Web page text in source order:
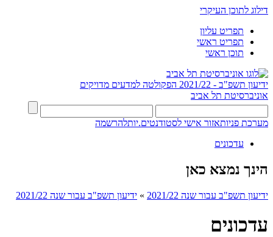
דילוג לתוכן העיקרי
תפריט עליון
תפריט ראשי
תוכן ראשי
ידיעון תשפ"ב - 2021/22
הפקולטה למדעים מדויקים
אוניברסיטת תל אביב
מערכת פניותאזור אישי לסטודנטים.יותלהרשמה
עדכונים
הינך נמצא כאן
ידיעון תשפ"ב עבור שנה 2021/22 » ידיעון תשפ"ב עבור שנה 2021/22
עדכונים